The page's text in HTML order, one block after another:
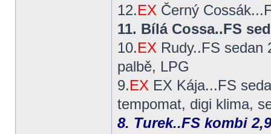
12.EX Černý
11. Bílá Cossa..FS
10.EX Rudy..FS sedan
palbě, LPG
9.EX EX Kája...FS
tempomat, digi klima,
8. Turek..FS kombi